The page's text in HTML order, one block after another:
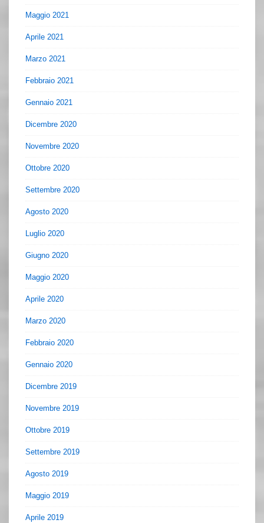
Maggio 2021
Aprile 2021
Marzo 2021
Febbraio 2021
Gennaio 2021
Dicembre 2020
Novembre 2020
Ottobre 2020
Settembre 2020
Agosto 2020
Luglio 2020
Giugno 2020
Maggio 2020
Aprile 2020
Marzo 2020
Febbraio 2020
Gennaio 2020
Dicembre 2019
Novembre 2019
Ottobre 2019
Settembre 2019
Agosto 2019
Maggio 2019
Aprile 2019